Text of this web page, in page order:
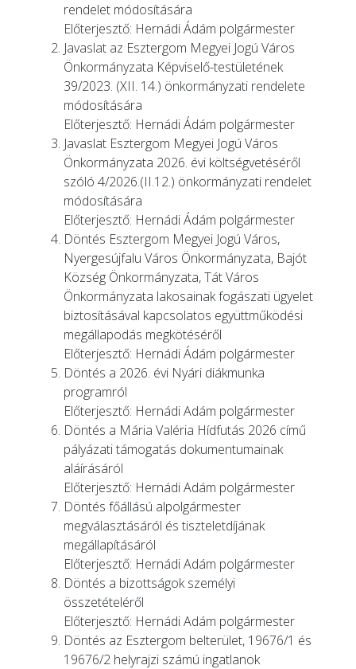
rendelet módosítására
Előterjesztő: Hernádi Ádám polgármester
Javaslat az Esztergom Megyei Jogú Város
Önkormányzata Képviselő-testületének
39/2023. (XII. 14.) önkormányzati rendelete
módosítására
Előterjesztő: Hernádi Ádám polgármester
Javaslat Esztergom Megyei Jogú Város
Önkormányzata 2026. évi költségvetéséről
szóló 4/2026.(II.12.) önkormányzati rendelet
módosítására
Előterjesztő: Hernádi Ádám polgármester
Döntés Esztergom Megyei Jogú Város,
Nyergesújfalu Város Önkormányzata, Bajót
Község Önkormányzata, Tát Város
Önkormányzata lakosainak fogászati ügyelet
biztosításával kapcsolatos együttműködési
megállapodás megkötéséről
Előterjesztő: Hernádi Ádám polgármester
Döntés a 2026. évi Nyári diákmunka
programról
Előterjesztő: Hernádi Adám polgármester
Döntés a Mária Valéria Hídfutás 2026 című
pályázati támogatás dokumentumainak
aláírásáról
Előterjesztő: Hernádi Adám polgármester
Döntés főállású alpolgármester
megválasztásáról és tiszteletdíjának
megállapításáról
Előterjesztő: Hernádi Adám polgármester
Döntés a bizottságok személyi
összetételéről
Előterjesztő: Hernádi Adám polgármester
Döntés az Esztergom belterület, 19676/1 és
19676/2 helyrajzi számú ingatlanok